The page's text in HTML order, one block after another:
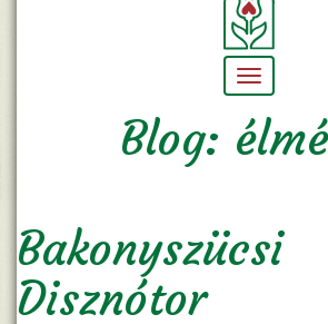
Navigáció
Blog:
Bakonyszücsi
Disznótor